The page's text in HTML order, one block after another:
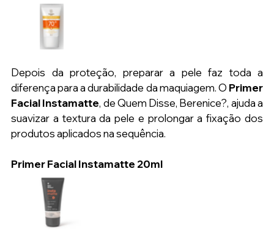
Depois da proteção, preparar a pele faz toda a
diferença para a durabilidade da maquiagem. O Primer
Facial Instamatte, de Quem Disse, Berenice?, ajuda a
suavizar a textura da pele e prolongar a fixação dos
produtos aplicados na sequência.
Primer Facial Instamatte 20ml